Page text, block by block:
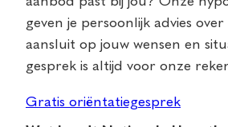
geven je persoonlijk advies
aansluit op jouw wensen en
gesprek is altijd voor onze
Gratis oriëntatiegesprek